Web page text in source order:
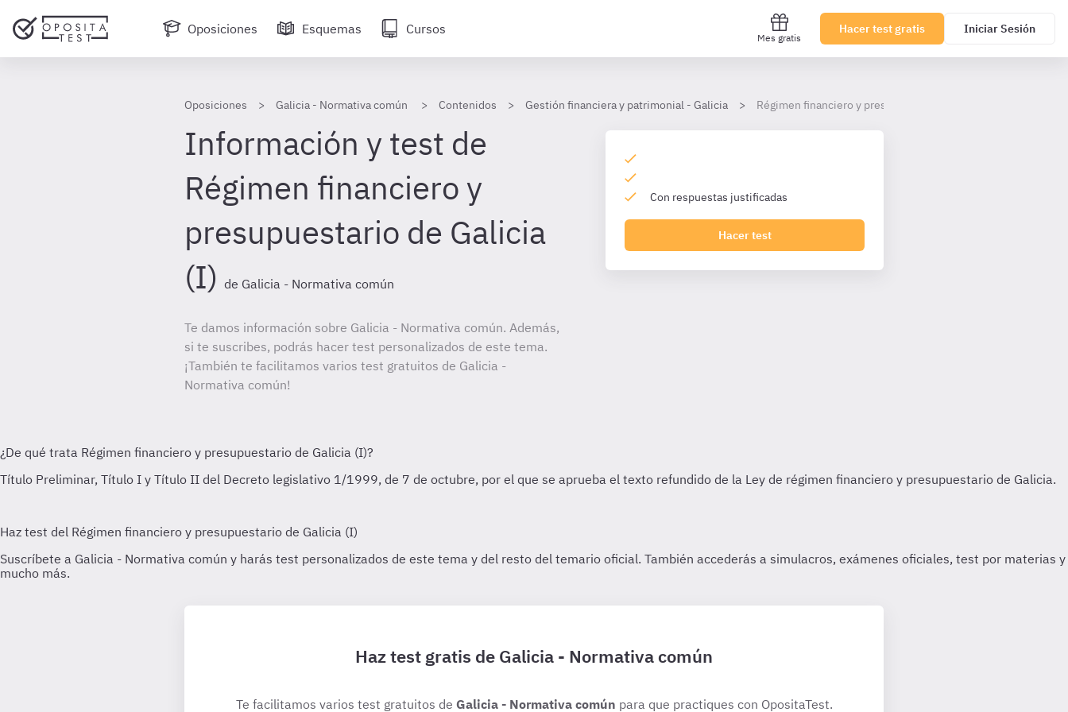
Oposiciones Esquemas Cursos
Mes gratis
Hacer test gratis Iniciar Sesión
Oposiciones Galicia - Normativa común Contenidos Gestión financiera y patrimonial - Galicia Régimen financiero y presupuestario de Galicia (I)
Información y test de
Régimen financiero y
presupuestario de Galicia
(I) de Galicia - Normativa común
Te damos información sobre Galicia - Normativa común. Además,
si te suscribes, podrás hacer test personalizados de este tema.
¡También te facilitamos varios test gratuitos de Galicia -
Normativa común!
Con respuestas justificadas
Hacer test
Haz test gratis de Galicia - Normativa común
Te facilitamos varios test gratuitos de Galicia - Normativa común para que practiques con OpositaTest.